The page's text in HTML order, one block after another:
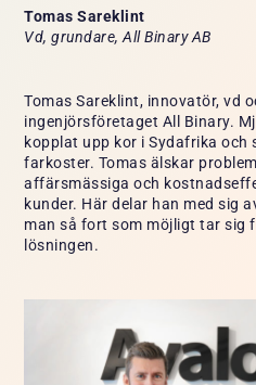
Tomas Sareklint
Vd, grundare, All Binary AB
Tomas Sareklint, innovatör, vd
ingenjörsföretaget All Binary.
kopplat upp kor i Sydafrika och
farkoster. Tomas älskar
affärsmässiga och
kunder. Här delar han med sig
man så fort som möjligt tar sig
lösningen.